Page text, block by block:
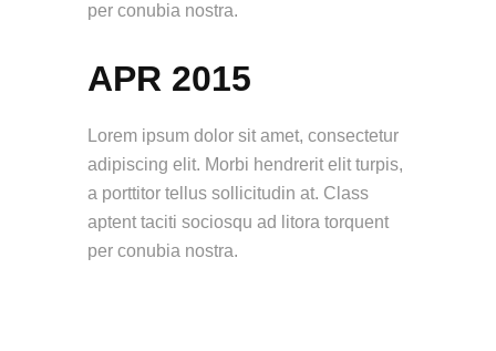
per conubia nostra.
APR 2015
Lorem ipsum dolor sit amet, consectetur
adipiscing elit. Morbi hendrerit elit turpis,
a porttitor tellus sollicitudin at. Class
aptent taciti sociosqu ad litora torquent
per conubia nostra.